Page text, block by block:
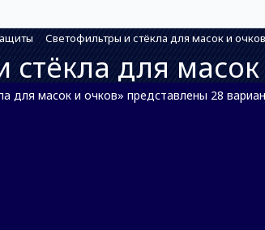
Светофильтры и стёкла для масок и очков
стёкла для
для масок и очков» представлены 28